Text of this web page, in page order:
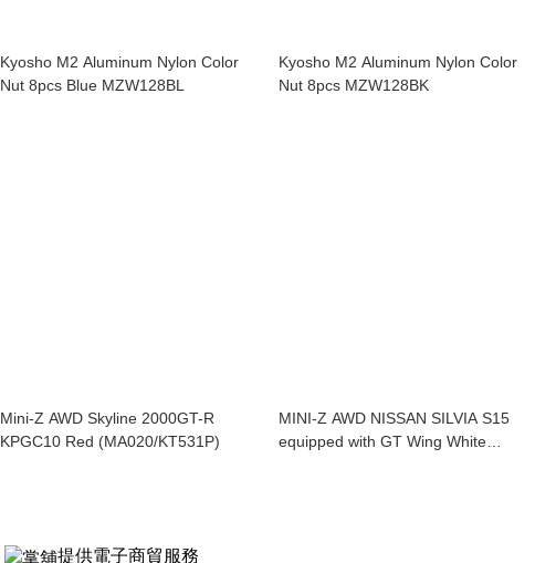
Kyosho M2 Aluminum Nylon Color
Nut 8pcs Blue MZW128BL
Kyosho M2 Aluminum Nylon Color
Nut 8pcs MZW128BK
Mini-Z AWD Skyline 2000GT-R
KPGC10 Red (MA020/KT531P)
MINI-Z AWD NISSAN SILVIA S15
equipped with GT Wing White
提供電子商貿服務